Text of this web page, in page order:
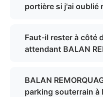
portière si j'ai oublié
Faut-il rester à côté
attendant BALAN
BALAN
parking souterrain à